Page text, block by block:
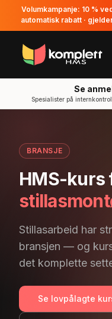
Volumkampanje: 10 %
automatisk rabatt ·
Se
Spesialister på
BRANSJE
HMS-kurs
Stillasarbeid har
bransjen — og
det komplette
Se lovpålagte